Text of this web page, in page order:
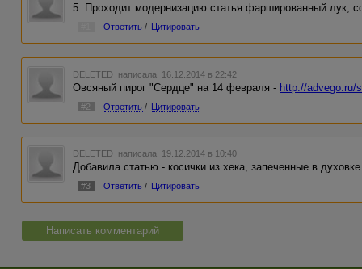
5. Проходит модернизацию статья фаршированный лук,
Ответить / Цитировать
DELETED написала 16.12.2014 в 22:42
Овсяный пирог "Сердце" на 14 февраля - http://advego.ru/
#2 Ответить / Цитировать
DELETED написала 19.12.2014 в 10:40
Добавила статью - косички из хека, запеченные в
#3 Ответить / Цитировать
Написать комментарий